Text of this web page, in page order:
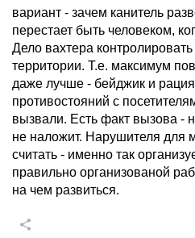
вариант - зачем канитель
перестает быть человеком,
Дело вахтера
территории. Т.е. максимум
даже лучше - бейджик и
противостояний с
вызвали. Есть факт вызова -
не наложит. Нарушителя для
считать - именно так
правильно организованой
на чем развиться.